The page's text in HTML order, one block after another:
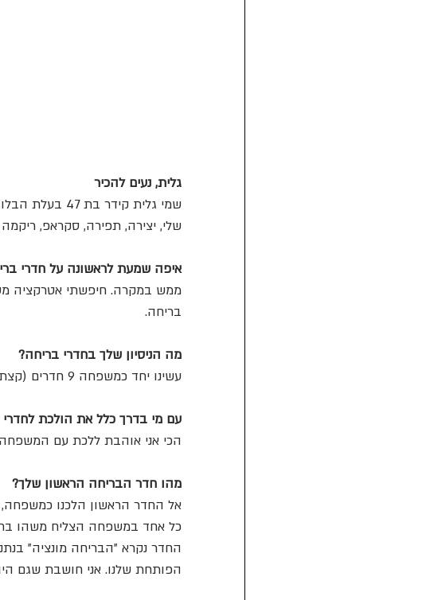
גלית, נעים להכיר
שמי גלית קידר בת 47 בעלת הבלוג
שלי, יצירה, תפירה, סקראפ, ריקמה
איפה שמעת לראשונה על חדרי
ממש במקרה. חיפשתי אטרקציה
בריחה.
מה הניסיון שלך בחדרי בריחה?
עשינו יחד כמשפחה 9 חדרים (קצת מידי), רק בארץ.
עם מי בדרך כלל את הולכת
הכי אני אוהבת ללכת עם
מהו חדר הבריחה הראשון שלך?
אל החדר הראשון הלכנו כמשפחה,
כל אחד במשפחה הצליח משהו
החדר נקרא "הבריחה מונציה"
הפותחת שלנו. אני חושבת שגם